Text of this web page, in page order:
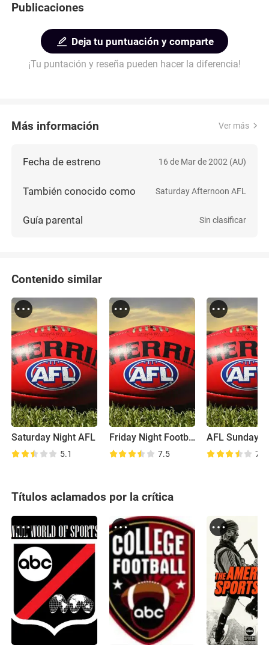
Publicaciones
Deja tu puntuación y comparte
¡Tu puntación y reseña pueden hacer la diferencia!
Más información Ver más
Fecha de estreno 16 de Mar de 2002 (AU)
También conocido como Saturday Afternoon AFL
Guía parental Sin clasificar
Contenido similar
Saturday Night AFL
5.1
Friday Night Football
7.5
AFL Sunday
7.9
Títulos aclamados por la crítica